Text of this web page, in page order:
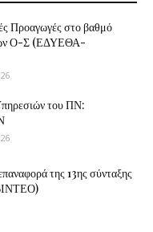
Προαγωγές στο βαθμό
Ο-Σ (ΕΔΥΕΘΑ-
του ΠΝ:
της 13ης σύνταξης